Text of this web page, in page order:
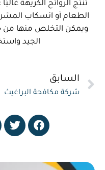
تنتج الروائح الكريهة
الطعام أو انسكاب
ويمكن التخلص منها من
الجيد
السابق
شركة مكافحة البراغيث